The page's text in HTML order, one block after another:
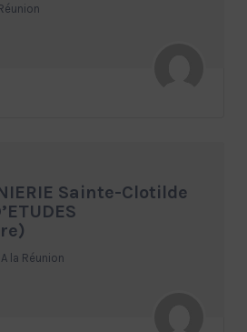
Sainte-Clotilde
la Réunion